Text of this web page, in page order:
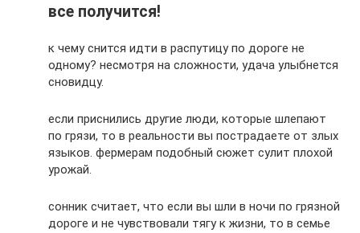
все получится!
к чему снится идти в распутицу по дороге не
одному? несмотря на сложности, удача улыбнется
сновидцу.
если приснились другие люди, которые шлепают
по грязи, то в реальности вы пострадаете от злых
языков. фермерам подобный сюжет сулит плохой
урожай.
сонник считает, что если вы шли в ночи по грязной
дороге и не чувствовали тягу к жизни, то в семье